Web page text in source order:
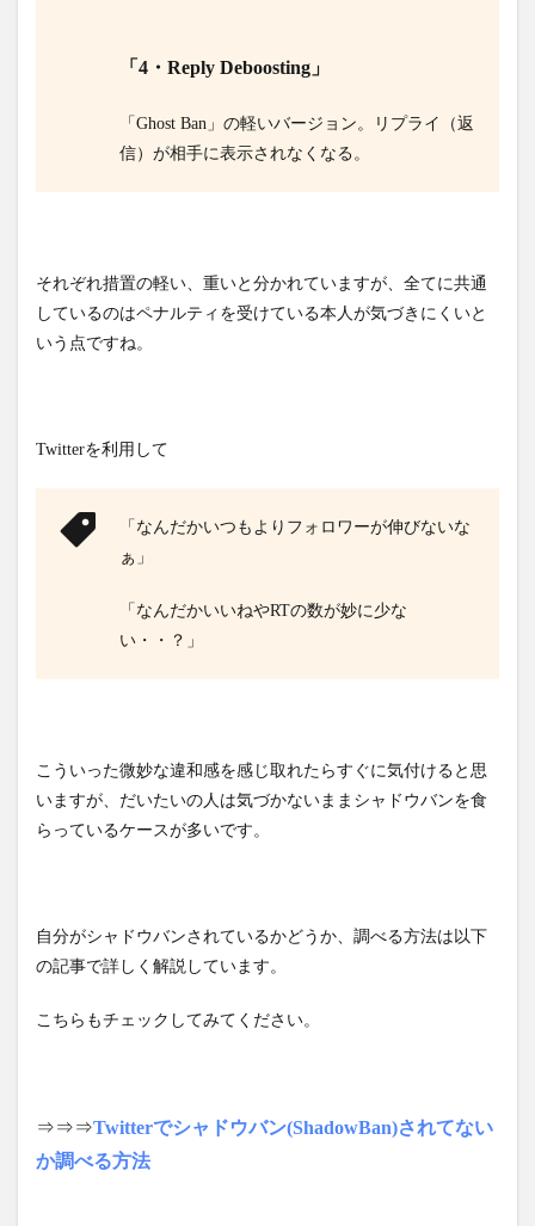
「4・Reply Deboosting」
「Ghost Ban」の軽いバージョン。
リプライ（返
信）が相手に表示されなくなる。
それぞれ措置の軽い、重いと分かれていますが、全てに共通
しているのはペナルティを受けている本人が気づきにくいと
いう点ですね。
Twitterを利用して
「なんだかいつもよりフォロワーが伸びないな
ぁ」
「なんだかいいねやRTの数が妙に少な
い・・？」
こういった微妙な違和感を感じ取れたらすぐに気付けると思
いますが、だいたいの人は気づかないままシャドウバンを食
らっているケースが多いです。
自分がシャドウバンされているかどうか、調べる方法は以下
の記事で詳しく解説しています。
こちらもチェックしてみてください。
⇒⇒⇒Twitterでシャドウバン(ShadowBan)されてない
か調べる方法